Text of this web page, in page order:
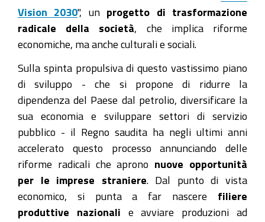
Vision 2030", un progetto di trasformazione
radicale della società , che implica riforme
economiche, ma anche culturali e sociali.
Sulla spinta propulsiva di questo vastissimo piano
di sviluppo - che si propone di ridurre la
dipendenza del Paese dal petrolio, diversificare la
sua economia e sviluppare settori di servizio
pubblico - il Regno saudita ha negli ultimi anni
accelerato questo processo annunciando delle
riforme radicali che aprono nuove opportunità
per le imprese straniere . Dal punto di vista
economico, si punta a far nascere filiere
produttive nazionali e avviare produzioni ad